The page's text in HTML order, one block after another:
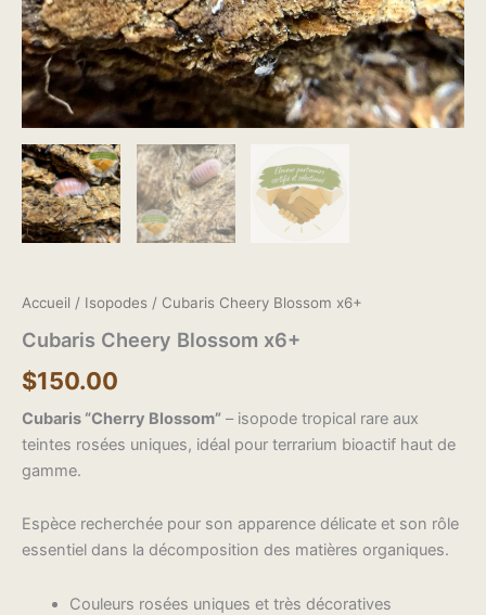
Accueil / Isopodes / Cubaris Cheery Blossom x6+
Cubaris Cheery Blossom x6+
$150.00
Cubaris “Cherry Blossom” – isopode tropical rare aux
teintes rosées uniques, idéal pour terrarium bioactif haut de
gamme.
Espèce recherchée pour son apparence délicate et son rôle
essentiel dans la décomposition des matières organiques.
Couleurs rosées uniques et très décoratives